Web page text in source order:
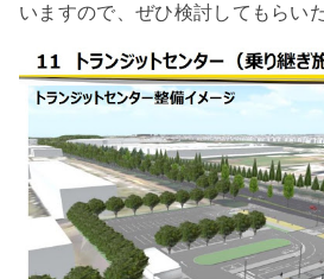
いますので、ぜひ検討してもらい